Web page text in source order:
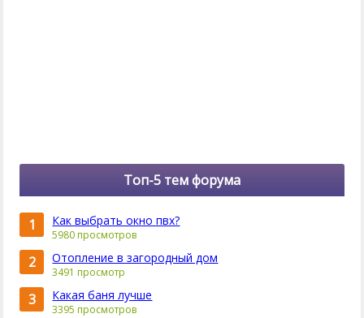
Топ-5 тем форума
1 Как выбрать окно пвх?
5980 просмотров
2 Отопление в загородный дом
3491 просмотр
3 Какая баня лучше
3395 просмотров